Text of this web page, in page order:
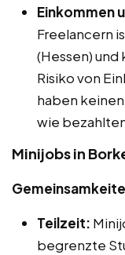
Einkommen
Freelancern
(Hessen) und
Risiko von
haben
wie
Minijobs in
Teilzeit:
begrenzte